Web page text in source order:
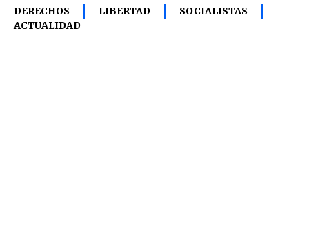
DERECHOS
LIBERTAD
SOCIALISTAS
ACTUALIDAD